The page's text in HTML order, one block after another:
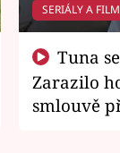
SERIÁLY A
Zarazilo
smlouvě